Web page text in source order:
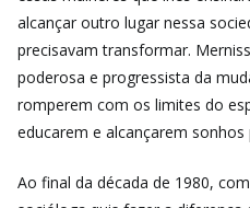
alcançar outro lugar nessa
precisavam transformar.
poderosa e progressista da
romperem com os limites do
educarem e alcançarem sonhos
Ao final da década de 1980,